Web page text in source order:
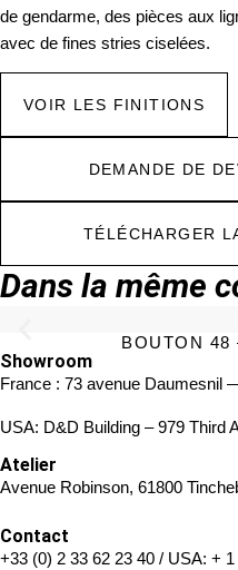
de gendarme, des pièces aux
avec de fines stries ciselées.
VOIR LES FINITIONS
DEMANDE DE
TÉLÉCHARGER
Dans la même
BOUTON 48
Showroom
France : 73 avenue Daumesnil
USA: D&D Building – 979 Third
Atelier
Avenue Robinson, 61800
Contact
+33 (0) 2 33 62 23 40 / USA: + 1